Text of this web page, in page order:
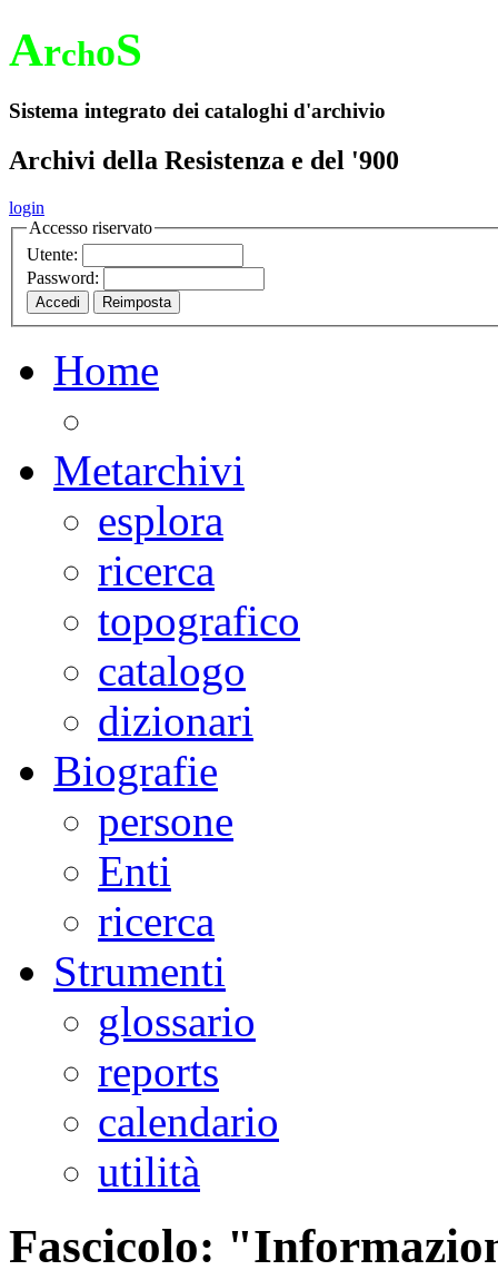
ArchoS
Sistema integrato dei cataloghi d'archivio
Archivi della Resistenza e del '900
login
Accesso riservato
Utente:
Password:
Home
Metarchivi
esplora
ricerca
topografico
catalogo
dizionari
Biografie
persone
Enti
ricerca
Strumenti
glossario
reports
calendario
utilità
Fascicolo: